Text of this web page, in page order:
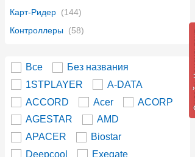
Карт-Ридер (144)
Контроллеры (58)
Все
Без названия
1STPLAYER
A-DATA
ACCORD
Acer
ACORP
AGESTAR
AMD
APACER
Biostar
Deepcool
Exegate